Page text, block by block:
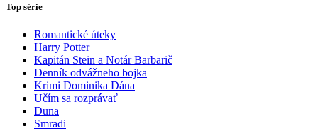
Top série
Romantické úteky
Harry Potter
Kapitán Stein a Notár Barbarič
Denník odvážneho bojka
Krimi Dominika Dána
Učím sa rozprávať
Duna
Smradi